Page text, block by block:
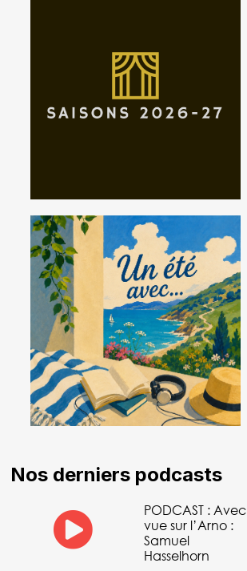
Nos derniers podcasts
PODCAST : Avec
vue sur l’Arno :
Samuel
Hasselhorn